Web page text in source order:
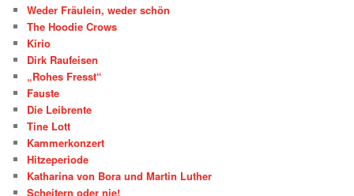
Weder Fräulein, weder schön
The Hoodie Crows
Kirio
Dirk Raufeisen
„Rohes Fresst“
Fauste
Die Leibrente
Tine Lott
Kammerkonzert
Hitzeperiode
Katharina von Bora und Martin Luther
Scheitern oder nie!